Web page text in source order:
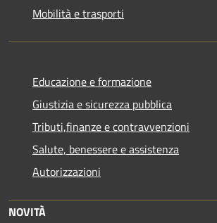
Mobilità e trasporti
Educazione e formazione
Giustizia e sicurezza pubblica
Tributi,finanze e contravvenzioni
Salute, benessere e assistenza
Autorizzazioni
NOVITÀ